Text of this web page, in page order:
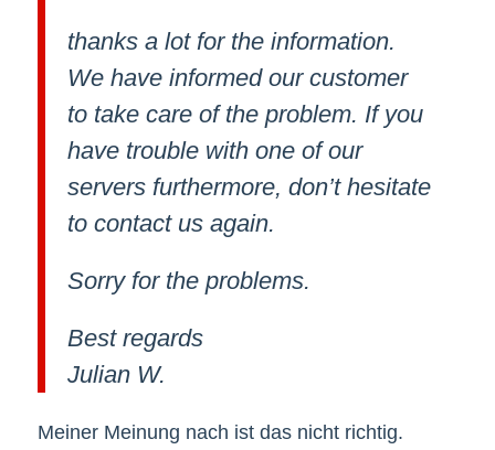
thanks a lot for the information.
We have informed our customer
to take care of the problem. If you
have trouble with one of our
servers furthermore, don’t hesitate
to contact us again.
Sorry for the problems.
Best regards
Julian W.
Meiner Meinung nach ist das nicht richtig.